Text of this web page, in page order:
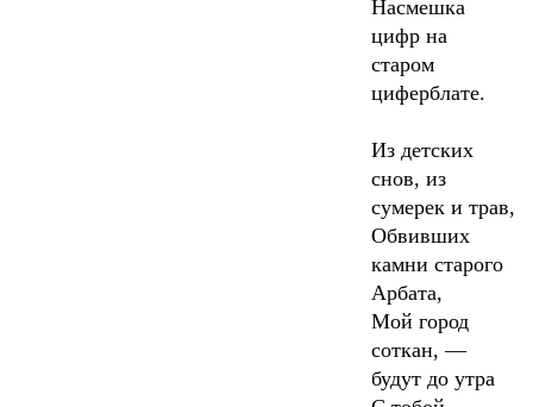
Насмешка
цифр на
старом
циферблате.
Из детских
снов, из
сумерек и трав,
Обвивших
камни старого
Арбата,
Мой город
соткан, —
будут до утра